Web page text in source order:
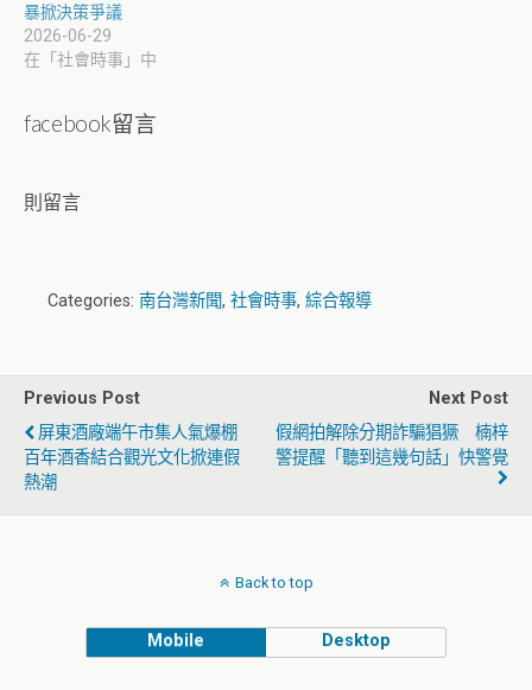
暴掀決策爭議
2026-06-29
在「社會時事」中
facebook留言
則留言
Categories: 南台灣新聞, 社會時事, 綜合報導
Previous Post
屏東酒廠端午市集人氣爆棚
百年酒香結合觀光文化掀連假
熱潮
Next Post
假網拍解除分期詐騙猖獗 楠梓
警提醒「聽到這幾句話」快警覺
Back to top
Mobile Desktop